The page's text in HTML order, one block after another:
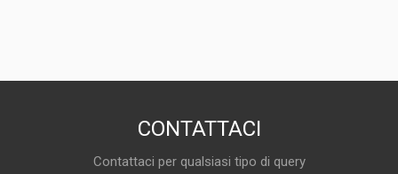
CONTATTACI
Contattaci per qualsiasi tipo di query